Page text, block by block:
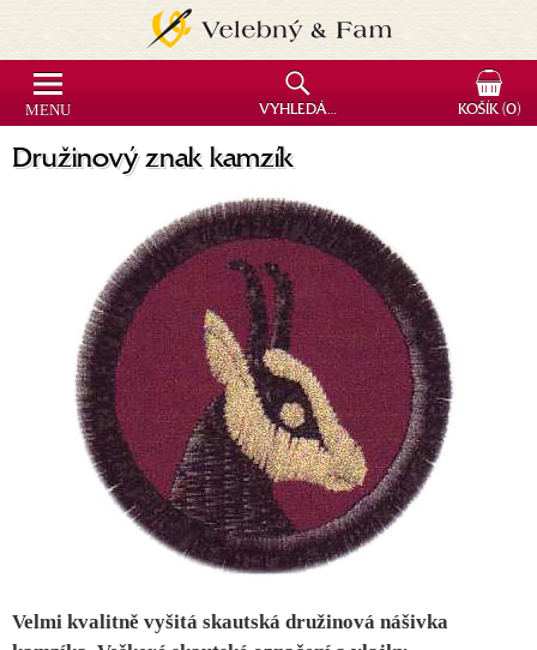
Družinový znak kamzík
Velmi kvalitně vyšitá skautská družinová nášivka
MENU VYHLEDÁVÁNÍ KOŠÍK(0)